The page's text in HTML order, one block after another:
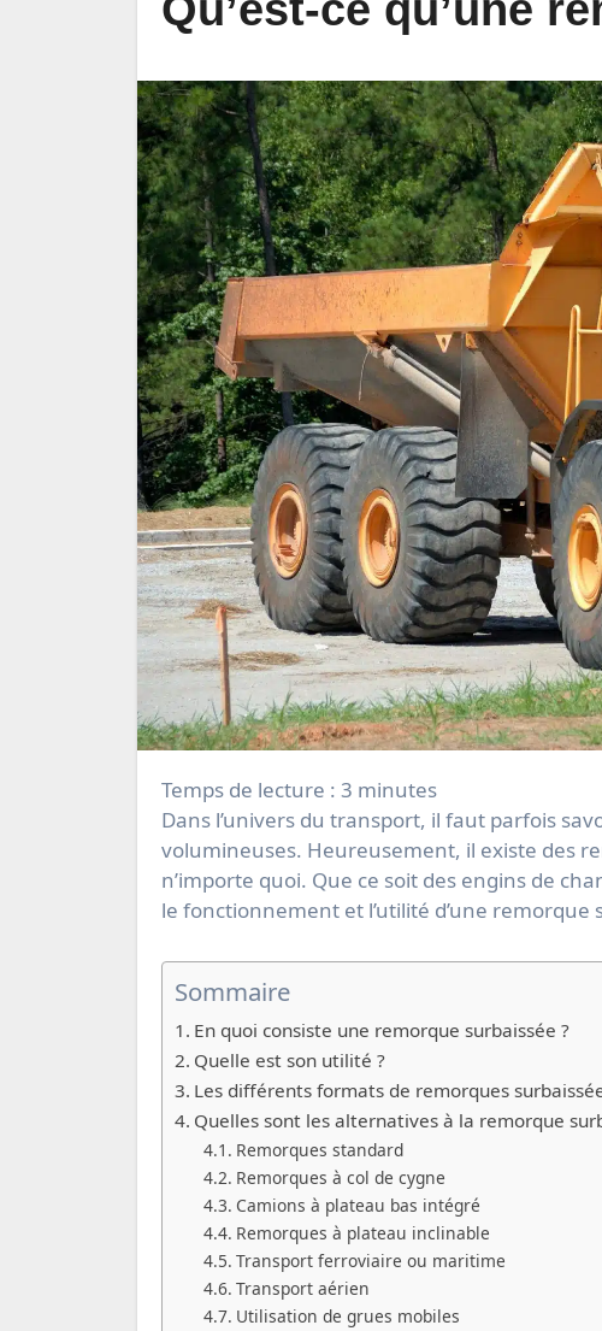
Temps de lecture : 3 minutes
Dans l’univers du transport, il faut parfois savoir s’adapter aux marchandises qui peuvent être très
volumineuses. Heureusement, il existe des
n’importe quoi. Que ce soit des engins de
le fonctionnement et l’utilité d’une remorque
Sommaire
En quoi consiste une remorque surbaissée ?
Quelle est son utilité ?
Les différents formats de remorques
Quelles sont les alternatives à la remorque
Remorques standard
Remorques à col de cygne
Camions à plateau bas intégré
Remorques à plateau inclinable
Transport ferroviaire ou maritime
Transport aérien
Utilisation de grues mobiles